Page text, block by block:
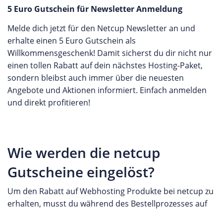
5 Euro Gutschein für Newsletter Anmeldung
Melde dich jetzt für den Netcup Newsletter an und
erhalte einen 5 Euro Gutschein als
Willkommensgeschenk! Damit sicherst du dir nicht nur
einen tollen Rabatt auf dein nächstes Hosting-Paket,
sondern bleibst auch immer über die neuesten
Angebote und Aktionen informiert. Einfach anmelden
und direkt profitieren!
Wie werden die netcup
Gutscheine eingelöst?
Um den Rabatt auf Webhosting Produkte bei netcup zu
erhalten, musst du während des Bestellprozesses auf